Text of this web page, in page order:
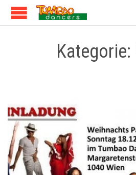
Kategorie: